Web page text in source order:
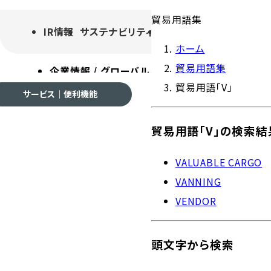
IR情報 サステナビリティ
企業情報 / グローバルネットワーク
企業情報 / グローバルネ
事業案内
サービス｜便利機能
貿易用語集
ホーム
貿易用語集
貿易用語「V」
貿易用語「V」の検索結
VALUABLE CARGO
VANNING
VENDOR
頭文字から検索